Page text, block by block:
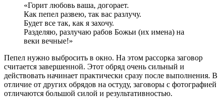
«Горит любовь ваша, догорает.
Как пепел развею, так вас разлучу.
Будет все так, как я захочу.
Разделяю, разлучаю рабов Божьи (их имена) на
веки вечные!»
Пепел нужно выбросить в окно. На этом рассорка заговор
считается завершенной. Этот обряд очень сильный и
действовать начинает практически сразу после выполнения. В
отличие от других обрядов на остуду, заговоры с фотографией
отличаются большой силой и результативностью.